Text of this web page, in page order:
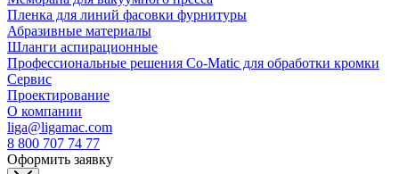
Пленка для линий фасовки фурнитуры
Абразивные материалы
Шланги аспирационные
Профессиональные решения Co-Matic для обработки кромки
Сервис
Проектирование
О компании
liga@ligamac.com
8 800 707 74 77
Оформить заявку